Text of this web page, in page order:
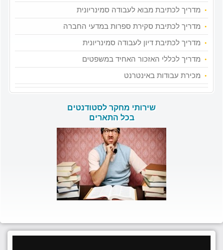
מדריך לכתיבת מבוא לעבודה סמינריונית
מדריך לכתיבת סקירת ספרות במדעי החברה
מדריך לכתיבת דיון לעבודה סמינריונית
מדריך לכללי האזכור האחיד במשפטים
מכירת עבודות באינטרנט
שירותי מחקר לסטודנטים
בכל התארים